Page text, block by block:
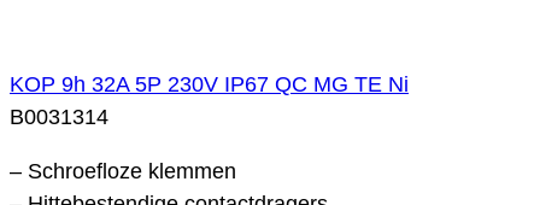
KOP 9h 32A 5P 230V IP67 QC MG TE Ni
B0031314
– Schroefloze klemmen